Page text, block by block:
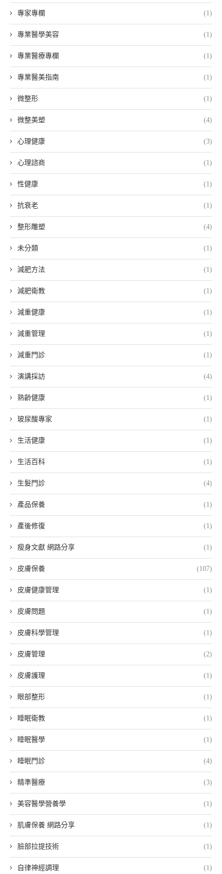
專家專欄 (1)
專業醫學美容 (1)
專業醫療專欄 (1)
專業醫美指南 (1)
微整形 (1)
微整美塑 (4)
心理健康 (3)
心理諮商 (1)
性健康 (1)
抗衰老 (1)
整形雕塑 (4)
未分類 (1)
減肥方法 (1)
減肥衛教 (1)
減重健康 (1)
減重管理 (1)
減重門診 (1)
演講採訪 (4)
熟齡健康 (1)
玻尿酸專家 (1)
生活健康 (1)
生活百科 (1)
生髮門診 (4)
產品保養 (1)
產後修復 (1)
瘦身文獻 網路分享 (1)
皮膚保養 (107)
皮膚健康管理 (1)
皮膚問題 (1)
皮膚科學管理 (1)
皮膚管理 (2)
皮膚護理 (1)
眼部整形 (1)
睡眠衛教 (1)
睡眠醫學 (1)
睡眠門診 (4)
精準醫療 (3)
美容醫學營養學 (1)
肌膚保養 網路分享 (1)
臉部拉提技術 (1)
自律神經調理 (1)